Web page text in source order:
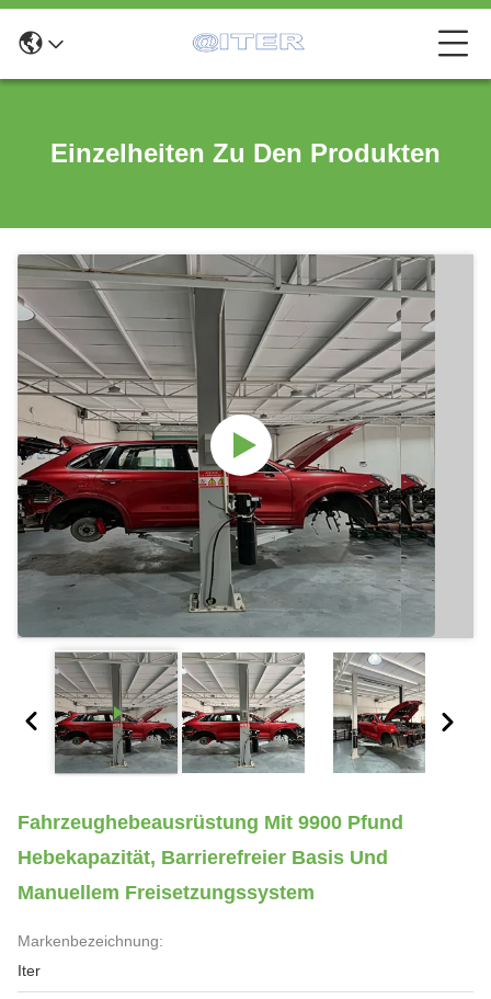
Einzelheiten Zu Den Produkten
Fahrzeughebeausrüstung Mit 9900 Pfund
Hebekapazität, Barrierefreier Basis Und
Manuellem Freisetzungssystem
Markenbezeichnung:
Iter